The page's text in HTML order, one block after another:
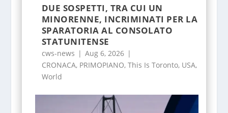
DUE SOSPETTI, TRA CUI UN
MINORENNE, INCRIMINATI PER LA
SPARATORIA AL CONSOLATO
STATUNITENSE
cws-news | Aug 6, 2026 |
CRONACA, PRIMOPIANO, This Is Toronto, USA,
World